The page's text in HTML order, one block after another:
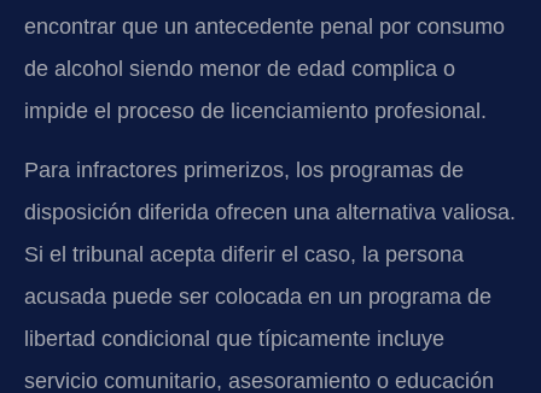
encontrar que un antecedente penal por consumo
de alcohol siendo menor de edad complica o
impide el proceso de licenciamiento profesional.
Para infractores primerizos, los programas de
disposición diferida ofrecen una alternativa valiosa.
Si el tribunal acepta diferir el caso, la persona
acusada puede ser colocada en un programa de
libertad condicional que típicamente incluye
servicio comunitario, asesoramiento o educación